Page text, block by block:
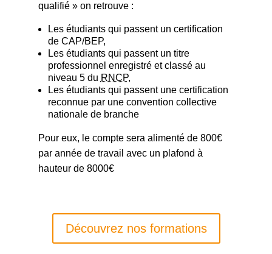
qualifié » on retrouve :
Les étudiants qui passent un certification
de CAP/BEP,
Les étudiants qui passent un titre
professionnel enregistré et classé au
niveau 5 du RNCP,
Les étudiants qui passent une certification
reconnue par une convention collective
nationale de branche
Pour eux, le compte sera alimenté de 800€
par année de travail avec un plafond à
hauteur de 8000€
Découvrez nos formations